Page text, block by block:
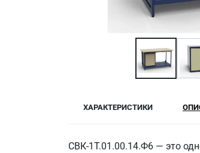
ХАРАКТЕРИСТИКИ
СВК-1Т.01.00.14.Ф6 — это